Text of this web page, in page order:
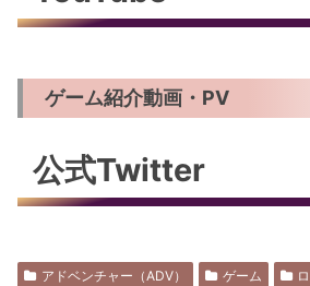
ゲーム紹介動画・PV
公式Twitter
アドベンチャー（ADV） ゲーム